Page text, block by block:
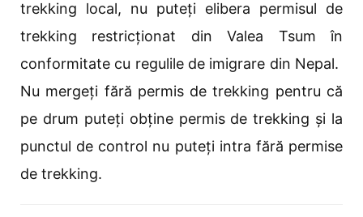
trekking local, nu puteți elibera permisul de
trekking restricționat din Valea Tsum în
conformitate cu regulile de imigrare din Nepal.
Nu mergeți fără permis de trekking pentru că
pe drum puteți obține permis de trekking și la
punctul de control nu puteți intra fără permise
de trekking.